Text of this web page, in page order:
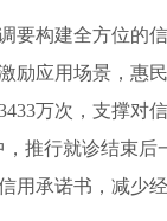
构建全方位的信
励应用场景，惠
万次，支撑对
推行就诊结束
用承诺书，减少